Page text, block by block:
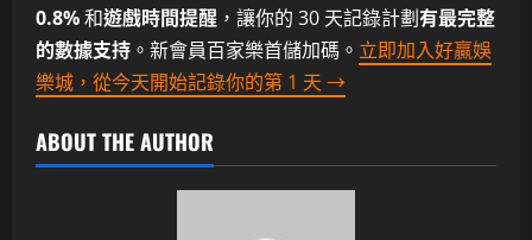
0.8%和遊戲時間提醒 ，讓你的 30 天記錄計劃有最完整
的數據支持 。新會員百家樂首儲加碼。 立即加入好贏娛
樂城，從今天開始記錄你的第 1 天 →
ABOUT THE AUTHOR